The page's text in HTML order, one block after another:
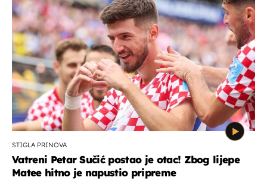
STIGLA PRINOVA
Vatreni Petar Sučić postao je otac! Zbog lijepe
Matee hitno je napustio pripreme